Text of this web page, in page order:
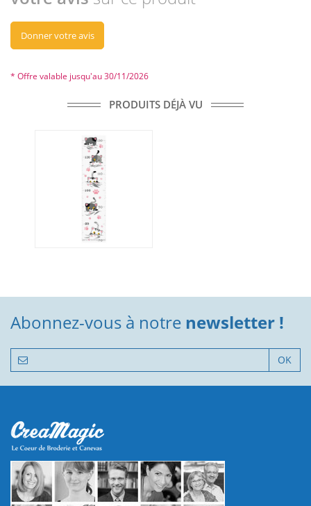
Donner votre avis
* Offre valable jusqu'au 30/11/2026
PRODUITS DÉJÀ VU
Abonnez-vous à notre newsletter !
OK